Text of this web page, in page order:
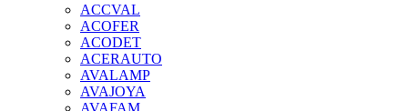
ACCVAL
ACOFER
ACODET
ACERAUTO
AVALAMP
AVAJOYA
AVAFAM